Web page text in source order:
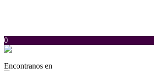
0
Encontranos en